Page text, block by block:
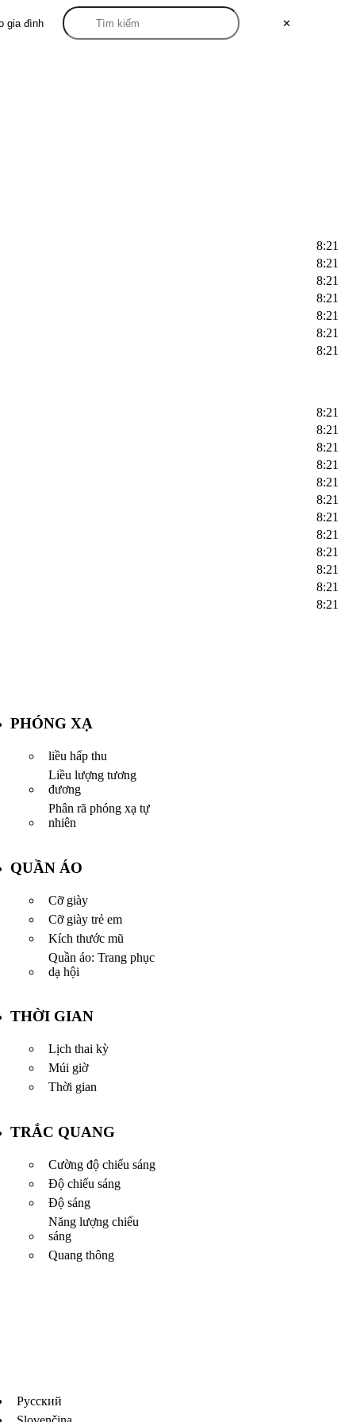
✕
gia đình
8:21
8:21
8:21
8:21
8:21
8:21
8:21
8:21
8:21
8:21
8:21
8:21
8:21
8:21
8:21
8:21
8:21
8:21
8:21
PHÓNG XẠ
liều hấp thu
Liều lượng tương
đương
Phân rã phóng xạ tự
nhiên
QUẦN ÁO
Cỡ giày
Cỡ giày trẻ em
Kích thước mũ
Quần áo: Trang phục
dạ hội
THỜI GIAN
Lịch thai kỳ
Múi giờ
Thời gian
TRẮC QUANG
Cường độ chiếu sáng
Độ chiếu sáng
Độ sáng
Năng lượng chiếu
sáng
Quang thông
Русский